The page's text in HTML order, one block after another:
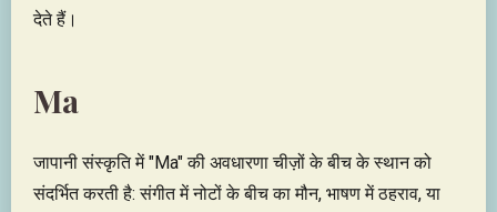
देते हैं।
Ma
जापानी संस्कृति में "Ma" की अवधारणा चीज़ों के बीच के स्थान को
संदर्भित करती है: संगीत में नोटों के बीच का मौन, भाषण में ठहराव, या